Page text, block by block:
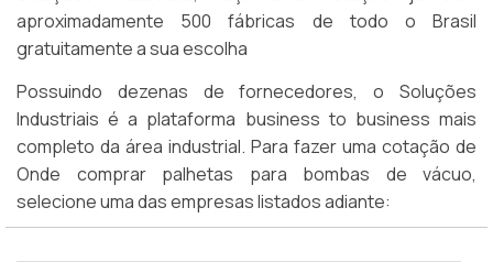
aproximadamente 500 fábricas de todo o Brasil
gratuitamente a sua escolha
Possuindo dezenas de fornecedores, o Soluções
Industriais é a plataforma business to business mais
completo da área industrial. Para fazer uma cotação de
Onde comprar palhetas para bombas de vácuo,
selecione uma das empresas listados adiante: